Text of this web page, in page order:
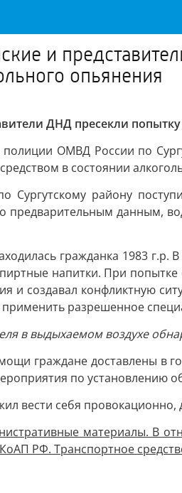
и
опьянения
ДНД пресекли
ОМВД России по
в состоянии
району
данным,
гражданка 1983
напитки. При
и создавал конфликтную
разрешенное
в выдыхаемом воздухе
граждане доставлены в
по установлению
вести себя провокационно,
материалы. В
КоАП РФ. Транспортное